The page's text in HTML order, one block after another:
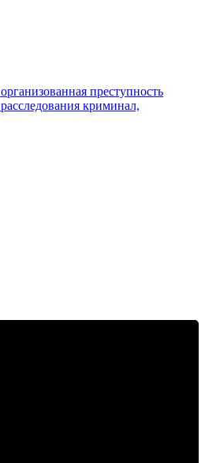
организованная преступность
расследования криминал,